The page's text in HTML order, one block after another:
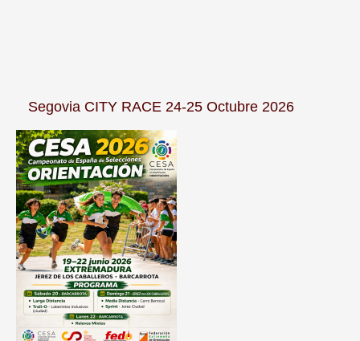
Segovia CITY RACE 24-25 Octubre 2026